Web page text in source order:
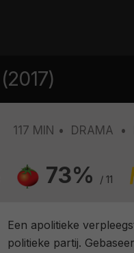
(2017)
117 MIN DRAMA
73% / 11
Een apolitieke
politieke partij.